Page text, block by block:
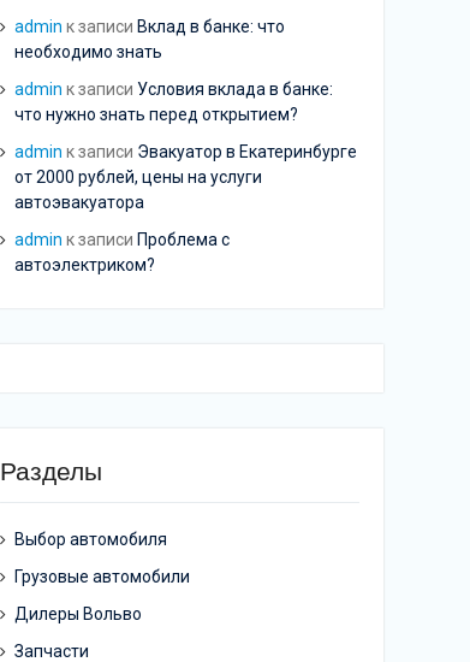
admin к записи Вклад в банке: что
необходимо знать
admin к записи Условия вклада в банке:
что нужно знать перед открытием?
admin к записи Эвакуатор в Екатеринбурге
от 2000 рублей, цены на услуги
автоэвакуатора
admin к записи Проблема с
автоэлектриком?
Разделы
Выбор автомобиля
Грузовые автомобили
Дилеры Вольво
Запчасти